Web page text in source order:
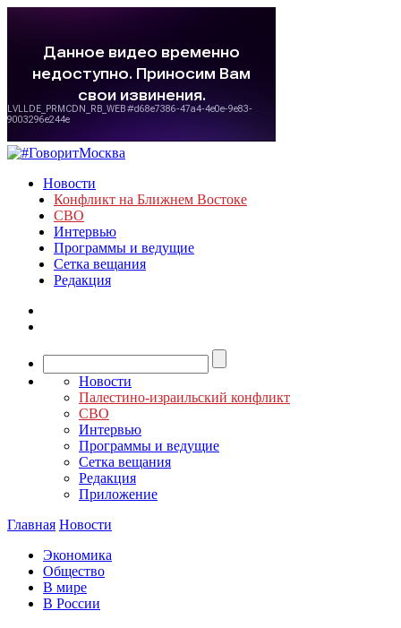
Новости
Конфликт на Ближнем Востоке
СВО
Интервью
Программы и ведущие
Сетка вещания
Редакция
Новости
Палестино-израильский конфликт
СВО
Интервью
Программы и ведущие
Сетка вещания
Редакция
Приложение
Главная Новости
Экономика
Общество
В мире
В России